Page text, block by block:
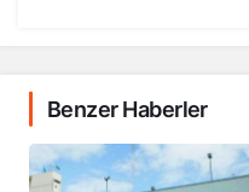
Benzer Haberler